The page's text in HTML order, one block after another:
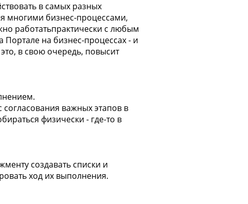
в самых разных
многими бизнес-процессами,
работатьпрактически с любым
на бизнес-процессах - и
в свою очередь, повысит
важных этапов в
физически - где-то в
создавать списки и
ход их выполнения.